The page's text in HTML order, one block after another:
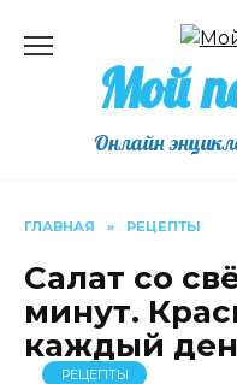
содержаниюМой
Онлайн
ГЛАВНАЯ » РЕЦЕПТЫ
Салат со
минут.
каждый
РЕЦЕПТЫ